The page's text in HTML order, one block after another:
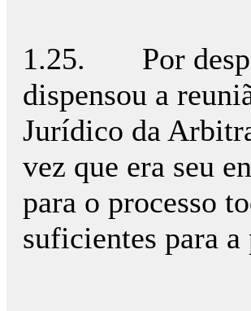
1.25. Por
dispensou a
Jurídico da
vez que era seu
para o processo
suficientes para